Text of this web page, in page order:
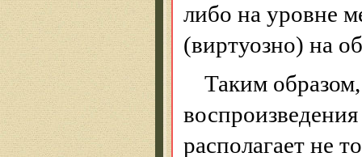
либо на уровне
(виртуозно) на
Таким
располагает не